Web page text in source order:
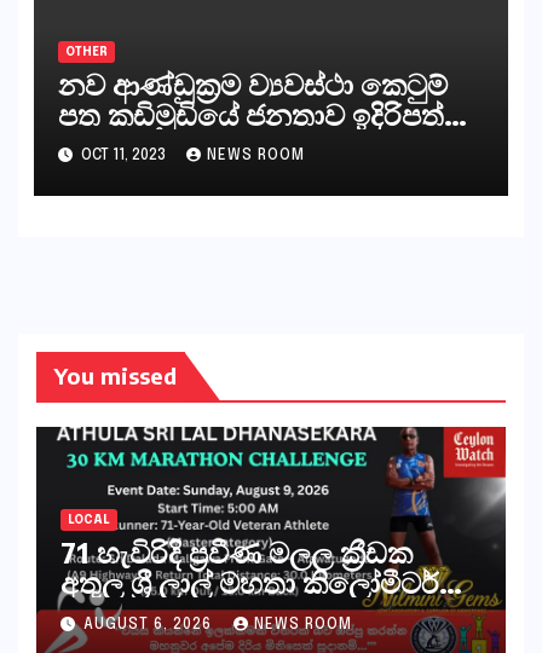
OTHER
නව ආණ්ඩුක්‍රම ව්‍යවස්ථා කෙටුම්
පත කඩිමුඩියේ ජනතාව ඉදිරිපත්
කරන්නේ?
OCT 11, 2023 NEWS ROOM
You missed
LOCAL
71 හැවිරිදි ප්‍රවීණ මලල ක්‍රීඩක
අතුල ශ්‍රී ලාල් මහතා කිලෝමීටර්
30ක විශේෂ මැරතන් ධාවන
අභියෝගයකට සැරසෙයි
AUGUST 6, 2026 NEWS ROOM